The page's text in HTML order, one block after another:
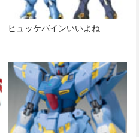
ヒュッケバインいいよね